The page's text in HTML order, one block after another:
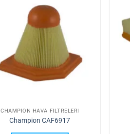
CHAMPION HAVA FILTRELERI
Champion CAF6917